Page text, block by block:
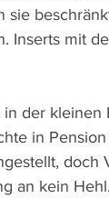
sie
Inserts mit
der
in
an kein